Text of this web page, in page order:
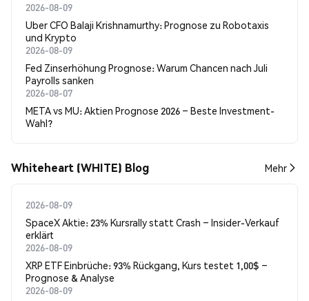
2026-08-09
Uber CFO Balaji Krishnamurthy: Prognose zu Robotaxis
und Krypto
2026-08-09
Fed Zinserhöhung Prognose: Warum Chancen nach Juli
Payrolls sanken
2026-08-07
META vs MU: Aktien Prognose 2026 – Beste Investment-
Wahl?
Whiteheart (WHITE) Blog Mehr
2026-08-09
SpaceX Aktie: 23% Kursrally statt Crash – Insider-Verkauf
erklärt
2026-08-09
XRP ETF Einbrüche: 93% Rückgang, Kurs testet 1,00$ –
Prognose & Analyse
2026-08-09